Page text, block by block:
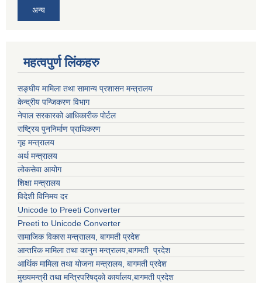
अन्य
महत्वपुर्ण लिंकहरु
सङ्घीय मामिला तथा सामान्य प्रशासन मन्त्रालय
केन्द्रीय पन्जिकरण विभाग
नेपाल सरकारको आधिकारीक पोर्टल
राष्ट्रिय पुननिर्माण प्राधिकरण
गृह मन्त्रालय
अर्थ मन्त्रालय
लोकसेवा आयोग
शिक्षा मन्त्रालय
विदेशी विनिमय दर
Unicode to Preeti Converter
Preeti to Unicode Converter
सामाजिक विकास मन्त्राालय, बागमती प्रदेश
आन्तरिक मामिला तथा कानुन मन्त्रालय,बागमती प्रदेश
आर्थिक मामिला तथा योजना मन्त्रालय, बागमती प्रदेश
मुख्यमन्त्री तथा मन्त्रिपरिषद्को कार्यालय,बागमती प्रदेश